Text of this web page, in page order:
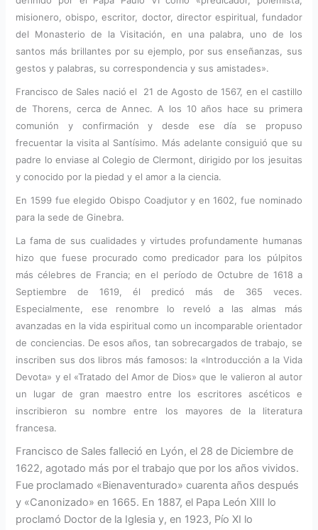
misionero, obispo, escritor, doctor, director espiritual, fundador
del Monasterio de la Visitación, en una palabra, uno de los
santos más brillantes por su ejemplo, por sus enseñanzas, sus
gestos y palabras, su correspondencia y sus amistades».
Francisco de Sales nació el 21 de Agosto de 1567, en el castillo
de Thorens, cerca de Annec. A los 10 años hace su primera
comunión y confirmación y desde ese día se propuso
frecuentar la visita al Santísimo. Más adelante consiguió que su
padre lo enviase al Colegio de Clermont, dirigido por los jesuitas
y conocido por la piedad y el amor a la ciencia.
En 1599 fue elegido Obispo Coadjutor y en 1602, fue nominado
para la sede de Ginebra.
La fama de sus cualidades y virtudes profundamente humanas
hizo que fuese procurado como predicador para los púlpitos
más célebres de Francia; en el período de Octubre de 1618 a
Septiembre de 1619, él predicó más de 365 veces.
Especialmente, ese renombre lo reveló a las almas más
avanzadas en la vida espiritual como un incomparable orientador
de conciencias. De esos años, tan sobrecargados de trabajo, se
inscriben sus dos libros más famosos: la «Introducción a la Vida
Devota» y el «Tratado del Amor de Dios» que le valieron al autor
un lugar de gran maestro entre los escritores ascéticos e
inscribieron su nombre entre los mayores de la literatura
francesa.
Francisco de Sales falleció en Lyón, el 28 de Diciembre de
1622, agotado más por el trabajo que por los años vividos.
Fue proclamado «Bienaventurado» cuarenta años después
y «Canonizado» en 1665. En 1887, el Papa León XIII lo
proclamó Doctor de la Iglesia y, en 1923, Pío XI lo